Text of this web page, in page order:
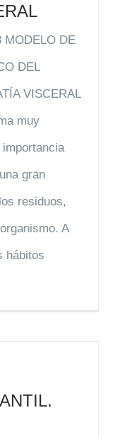
MODELO DE
DEL
VISCERAL
muy
gran
residuos,
A
hábitos